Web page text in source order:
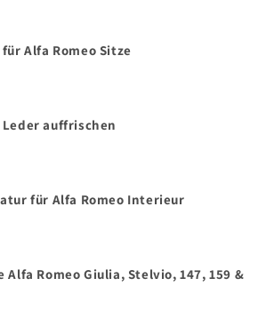
Alfa Romeo Sitze
Leder auffrischen
für Alfa Romeo Interieur
Alfa Romeo Giulia, Stelvio, 147, 159 &